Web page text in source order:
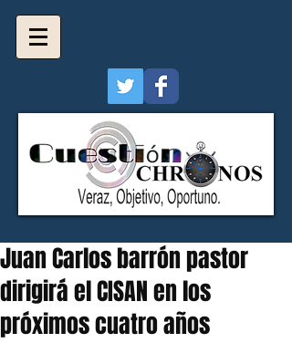
Juan Carlos barrón pastor
dirigirá el CISAN en los
próximos cuatro años